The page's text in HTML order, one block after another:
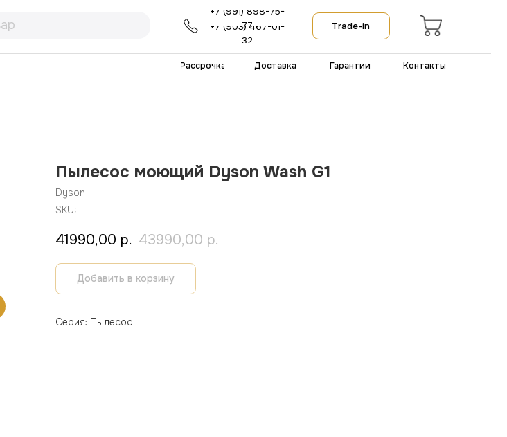
Trade-in
+7 (903) 467-01-
Пылесос моющий Dyson Wash G1
Dyson
SKU:
41990,00 р. 43990,00 р.
Добавить в корзину
Серия: Пылесос